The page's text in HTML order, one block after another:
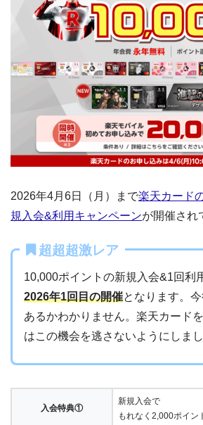
2026年4月6日（月）まで楽天カード
規入会&利用キャンペーンが開催され
超超超激レア
10,000ポイントの新規入会&1回利
2026年1回目の開催となります。
あるかわかりません。楽天カード
はこの機会を逃さないようにしまし
入会特典①
新規入会で
もれなく2,000ポイン